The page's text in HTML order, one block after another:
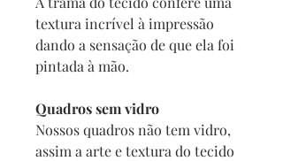
textura incrível à impressão
dando a sensação de que ela foi
pintada à mão.
Quadros sem vidro
Nossos quadros não tem vidro,
assim a arte e textura do tecido